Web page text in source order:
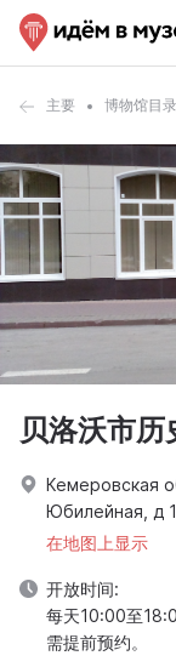
主要 博物馆目录
贝洛沃市
Кемеровская
Юбилейная, д
在地图上显示
开放时间:
每天10:00至
需提前预约。